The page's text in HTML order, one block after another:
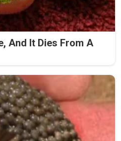
And It Dies From A